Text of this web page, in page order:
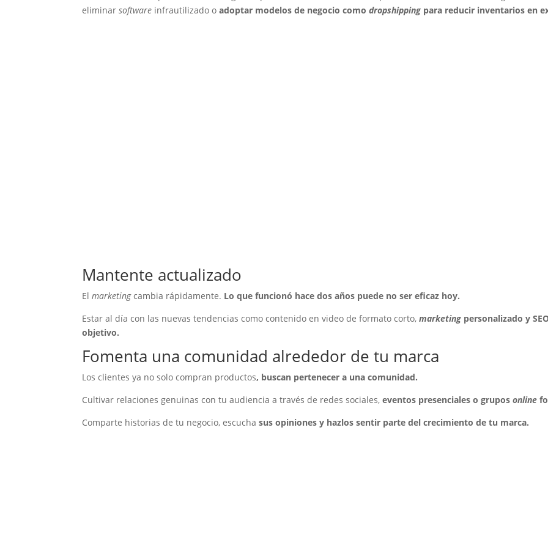
eliminarsoftware infrautilizado o adoptar modelos de negocio comodropshipping para reducir inventarios en
Mantente actualizado
Elmarketingcambia rápidamente. Lo que funcionó hace dos años puede no ser eficaz hoy.
Estar al día con las nuevas tendencias como contenido en video de formato corto, marketing personalizado y
objetivo.
Fomenta una comunidad alrededor de tu marca
Los clientes ya no solo compran productos, buscan pertenecer a una comunidad.
Cultivar relaciones genuinas con tu audiencia a través de redes sociales, eventos presenciales o gruposonline
Comparte historias de tu negocio, escucha sus opiniones y hazlos sentir parte del crecimiento de tu marca.